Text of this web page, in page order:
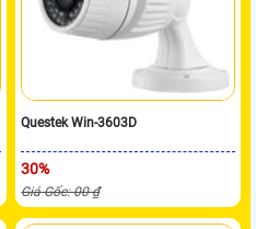
Questek Win-3603D
30%
Giá Gốc: 00 ₫